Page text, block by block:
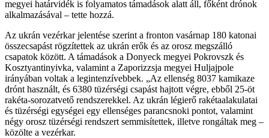
megyei határvidék is folyamatos támadások alatt áll, főként drónok
alkalmazásával – tette hozzá.
Az ukrán vezérkar jelentése szerint a fronton vasárnap 180 katonai
összecsapást rögzítettek az ukrán erők és az orosz megszálló
csapatok között. A támadások a Donyeck megyei Pokrovszk és
Kosztyantinyivka, valamint a Zaporizzsja megyei Huljajpole
irányában voltak a legintenzívebbek. „Az ellenség 8037 kamikaze
drónt használt, és 6380 tüzérségi csapást hajtott végre, ebből 25-öt
rakéta-sorozatvető rendszerekkel. Az ukrán légierő rakétaalakulatai
és tüzérségi egységei egy ellenséges parancsnoki pontot, valamint
négy orosz tüzérségi rendszert semmisítettek, illetve rongáltak meg –
közölte a vezérkar.